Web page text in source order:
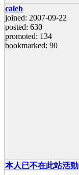
caleb
joined: 2007-09-22
posted: 630
promoted: 134
bookmarked: 90
本人已不在此站活動